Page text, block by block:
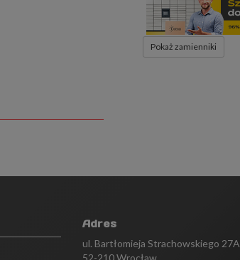
Pokaż zamienniki
Adres
ul. Bartłomieja Strachowskiego 27A
52-210 Wrocław